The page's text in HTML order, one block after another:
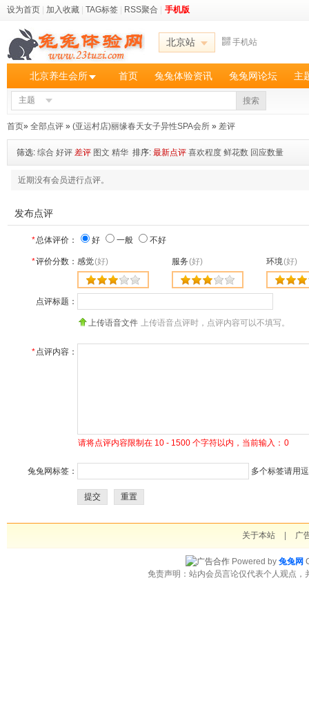
设为首页 加入收藏 TAG标签 RSS聚合 手机版
北京站 手机站
北京养生会所 首页 兔兔体验资讯 兔兔网论坛 主
主题 搜索
首页» 全部点评 » (亚运村店)丽缘春天女子异性SPA会所 » 差评
筛选: 综合 好评 差评 图文 精华 排序: 最新点评 喜欢程度 鲜花数 回应数量
近期没有会员进行点评。
发布点评
*总体评价： 好 一般 不好
*评价分数： 感觉(好) 服务(好) 环境(好)
点评标题：
上传语音文件 上传语音点评时，点评内容可以不填写。
*点评内容：
请将点评内容限制在 10 - 1500 个字符以内，当前输入： 0
兔兔网标签： 多个标签请用
提交 重置
关于本站 广
Powered by 兔兔网
免责声明：站内会员言论仅代表个人观点